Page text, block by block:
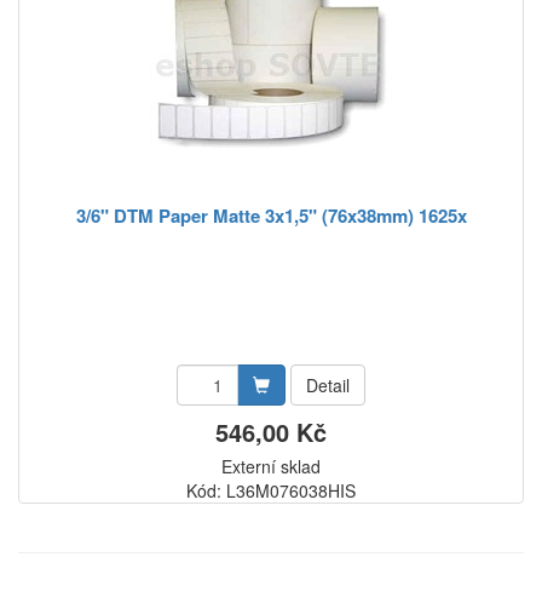
3/6" DTM Paper Matte 3x1,5" (76x38mm) 1625x
Detail
546,00 Kč
Externí sklad
Kód: L36M076038HIS